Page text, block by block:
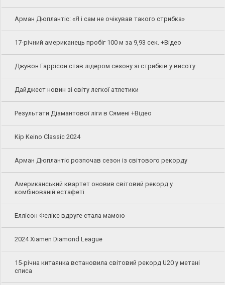
Арман Дюплантіс: «Я і сам не очікував такого стрибка»
17-річний американець пробіг 100 м за 9,93 сек. +Відео
Джувон Гаррісон став лідером сезону зі стрибків у висоту
Дайджест новин зі світу легкої атлетики
Результати Діамантової ліги в Сямені +Відео
Kip Keino Classic 2024
Арман Дюплантіс розпочав сезон із світового рекорду
Американський квартет оновив світовий рекорд у
комбінованій естафеті
Еллісон Фелікс вдруге стала мамою
2024 Xiamen Diamond League
15-річна китаянка встановила світовий рекорд U20 у метані
списа